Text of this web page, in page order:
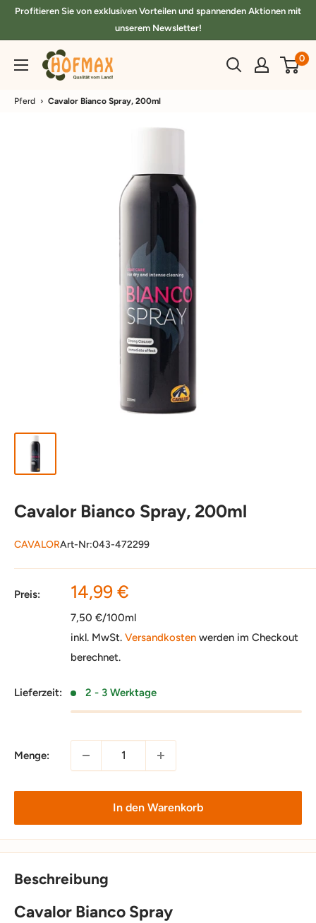
DirektProfitieren Sie von exklusiven Vorteilen und spannenden Aktionen mit
unserem Newsletter!
hofmax.de 0
Pferd › Cavalor Bianco Spray, 200ml
Cavalor Bianco Spray, 200ml
CAVALORArt-Nr:043-472299
Preis: Sonderpreis
14,99 €
7,50 €/100ml
inkl. MwSt. Versandkosten werden im Checkout
berechnet.
Lieferzeit: 2 - 3 Werktage
Menge:
In den Warenkorb
Beschreibung
Cavalor Bianco Spray